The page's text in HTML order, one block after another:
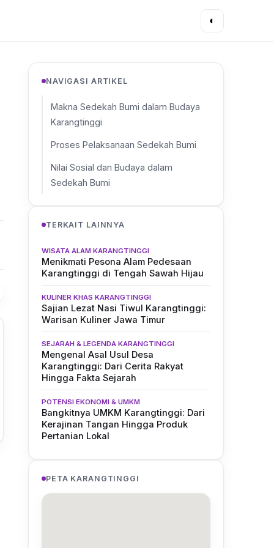
◐
NAVIGASI ARTIKEL
Makna Sedekah Bumi dalam Budaya
Karangtinggi
Proses Pelaksanaan Sedekah Bumi
Nilai Sosial dan Budaya dalam
Sedekah Bumi
TERKAIT LAINNYA
WISATA ALAM KARANGTINGGI
Menikmati Pesona Alam Pedesaan
Karangtinggi di Tengah Sawah Hijau
KULINER KHAS KARANGTINGGI
Sajian Lezat Nasi Tiwul Karangtinggi:
Warisan Kuliner Jawa Timur
SEJARAH & LEGENDA KARANGTINGGI
Mengenal Asal Usul Desa
Karangtinggi: Dari Cerita Rakyat
Hingga Fakta Sejarah
POTENSI EKONOMI & UMKM
Bangkitnya UMKM Karangtinggi: Dari
Kerajinan Tangan Hingga Produk
Pertanian Lokal
PETA KARANGTINGGI